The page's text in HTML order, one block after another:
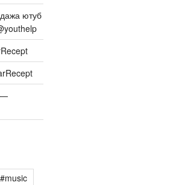
ютуб
—
#music